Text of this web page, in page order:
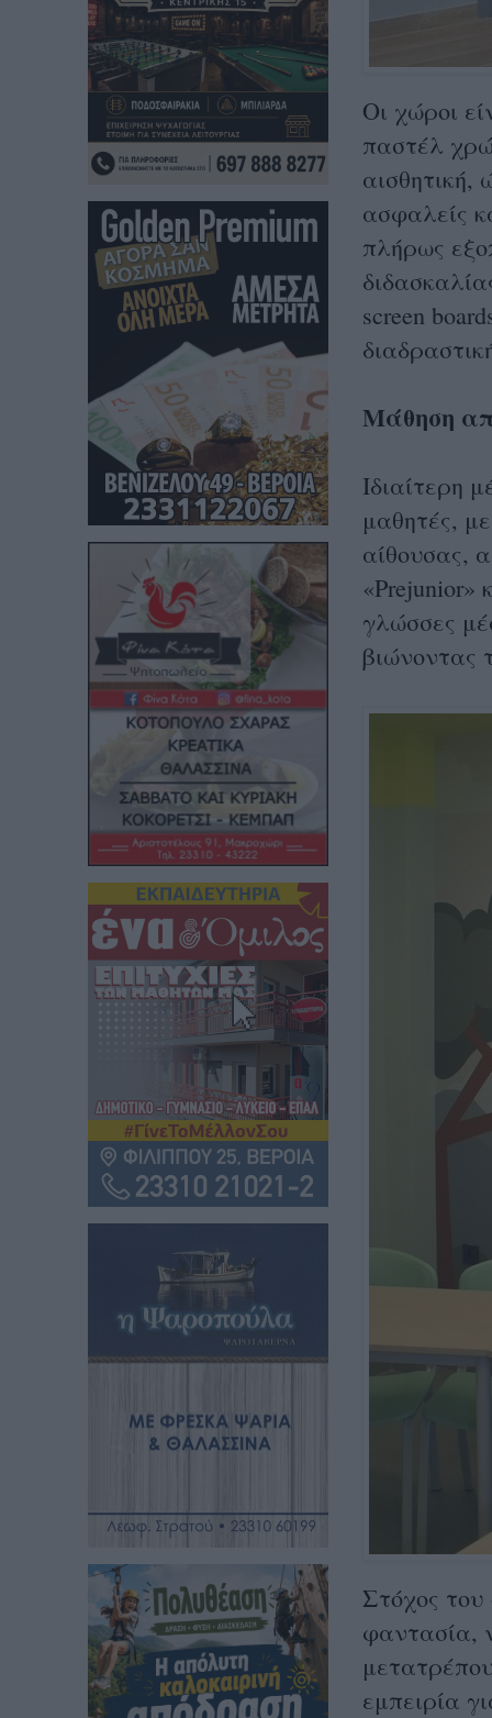
Οι χώροι
παστέλ
αισθητική,
ασφαλείς
πλήρως
screen
Μάθηση
Ιδιαίτερη
μαθητές,
αίθουσας,
«Prejunior»
γλώσσες
βιώνοντας
Στόχος του
φαντασία,
εμπειρία